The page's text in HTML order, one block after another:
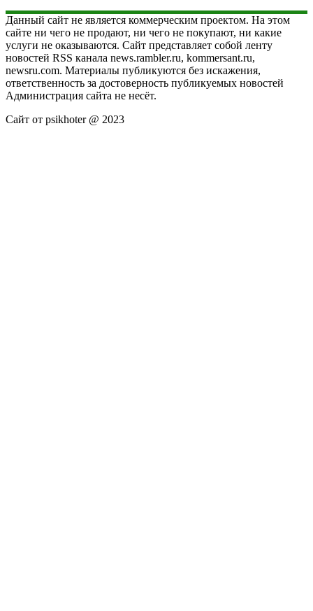
Данный сайт не является коммерческим проектом. На этом
сайте ни чего не продают, ни чего не покупают, ни какие
услуги не оказываются. Сайт представляет собой ленту
новостей RSS канала news.rambler.ru, kommersant.ru,
newsru.com. Материалы публикуются без искажения,
ответственность за достоверность публикуемых новостей
Администрация сайта не несёт.
Сайт от psikhoter @ 2023